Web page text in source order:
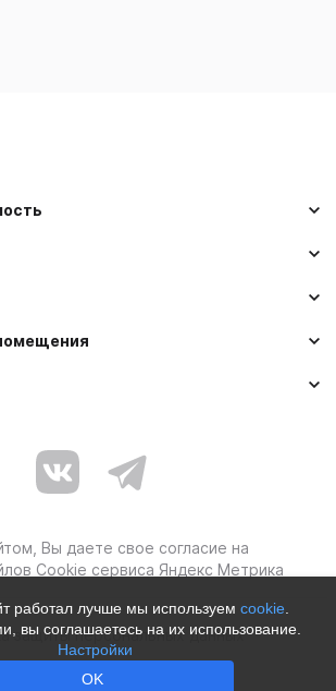
работал лучше мы используем cookie
вы соглашаетесь на их использование.
Настройки
OK
Вы даете свое согласие на
Cookie сервиса Яндекс Метрика
защиты персональных данных
Moby © 2012–2026